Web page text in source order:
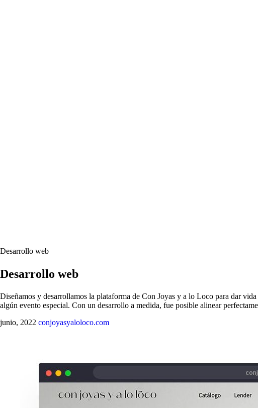
Desarrollo web
Desarrollo web
Diseñamos y desarrollamos la plataforma de Con Joyas y a lo Loco para dar
algún evento especial. Con un desarrollo a medida, fue posible alinear
junio, 2022 conjoyasyaloloco.com